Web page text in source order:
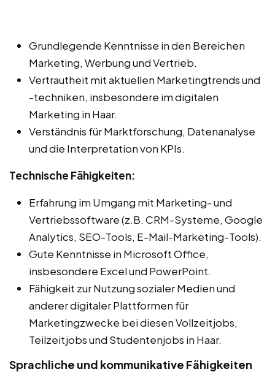
Grundlegende Kenntnisse in den Bereichen
Marketing, Werbung und Vertrieb.
Vertrautheit mit aktuellen Marketingtrends und
-techniken, insbesondere im digitalen
Marketing in Haar.
Verständnis für Marktforschung, Datenanalyse
und die Interpretation von KPIs.
Technische Fähigkeiten:
Erfahrung im Umgang mit Marketing- und
Vertriebssoftware (z.B. CRM-Systeme, Google
Analytics, SEO-Tools, E-Mail-Marketing-Tools).
Gute Kenntnisse in Microsoft Office,
insbesondere Excel und PowerPoint.
Fähigkeit zur Nutzung sozialer Medien und
anderer digitaler Plattformen für
Marketingzwecke bei diesen Vollzeitjobs,
Teilzeitjobs und Studentenjobs in Haar.
Sprachliche und kommunikative Fähigkeiten